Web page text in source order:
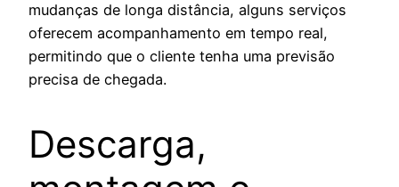
mudanças de longa distância, alguns serviços
oferecem acompanhamento em tempo real,
permitindo que o cliente tenha uma previsão
precisa de chegada.
Descarga,